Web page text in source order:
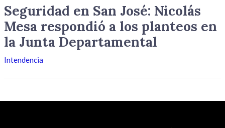
Seguridad en San José: Nicolás
Mesa respondió a los planteos en
la Junta Departamental
Intendencia